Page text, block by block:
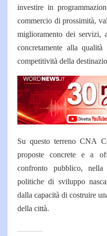
investire in
commercio di prossimità,
miglioramento dei servizi,
concretamente alla
competitività della
Su questo terreno CNA
proposte concrete e a
confronto pubblico,
politiche di sviluppo
dalla capacità di costruire
della città.